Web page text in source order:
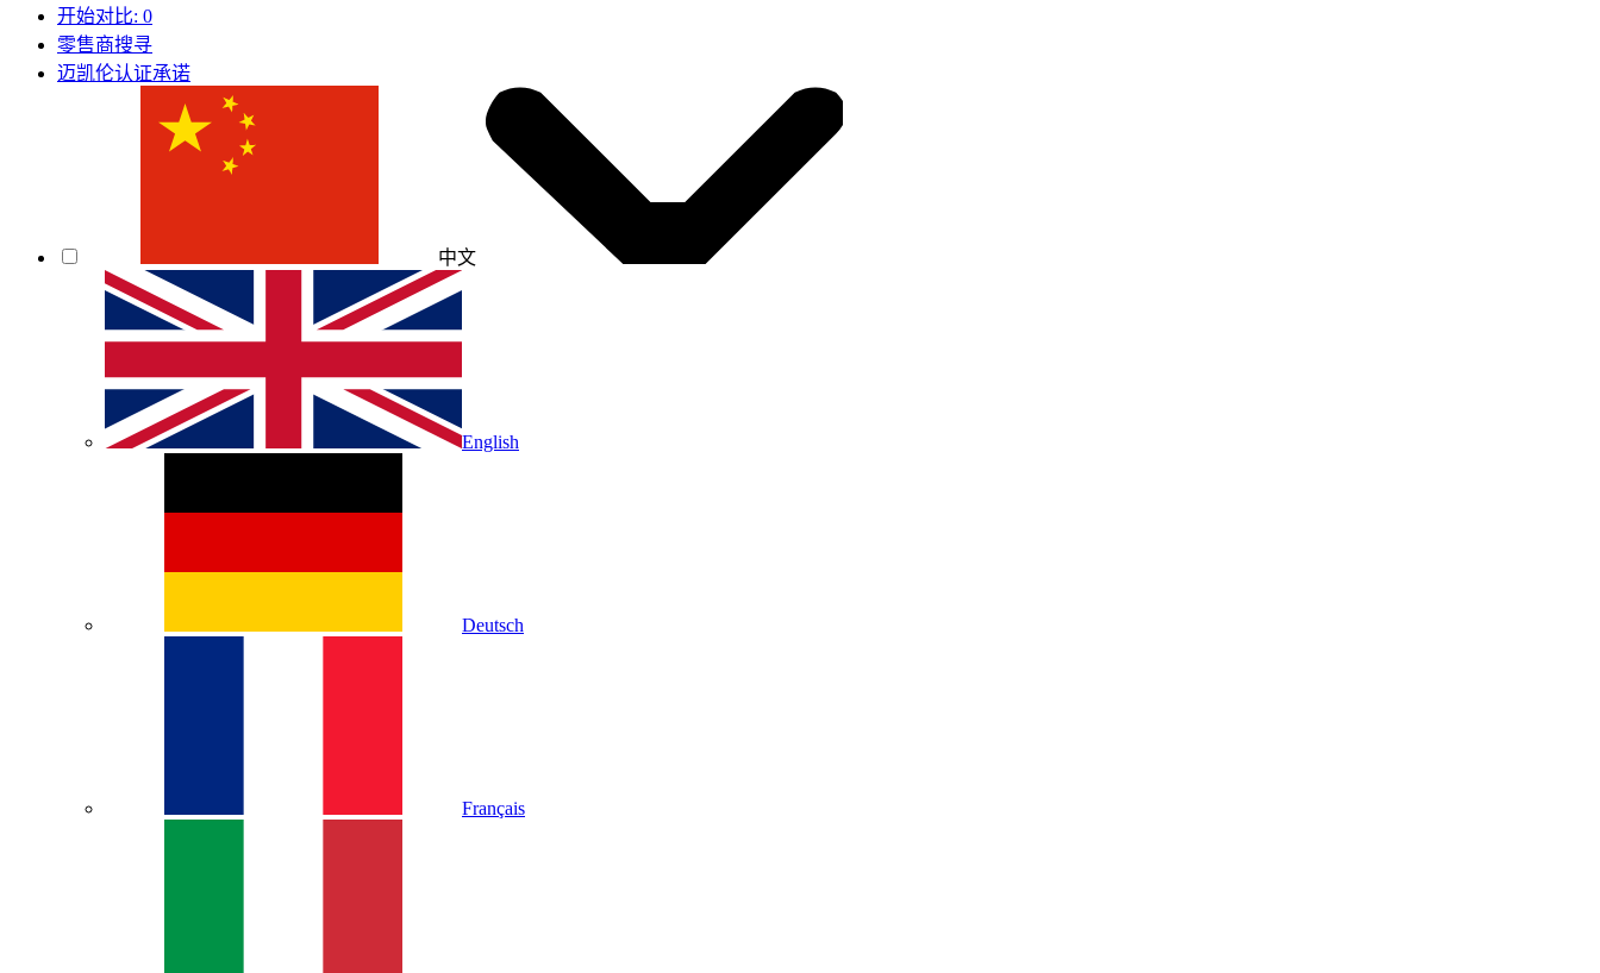
开始对比: 0
零售商搜寻
迈凯伦认证承诺
中文
English
Deutsch
Français